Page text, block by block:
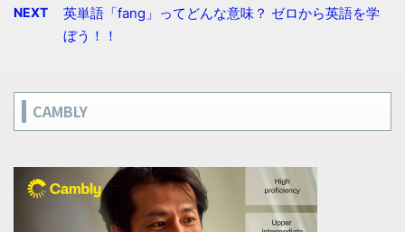
NEXT
英単語「fang」ってどんな意味？ ゼロから英語を学
ぼう！！
CAMBLY